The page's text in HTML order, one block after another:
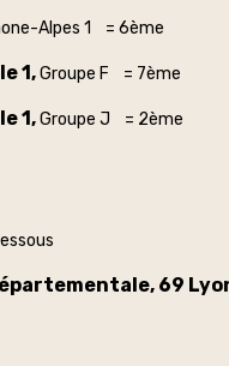
Alpes 1 = 6ème
1,Groupe F = 7ème
1,Groupe J = 2ème
69